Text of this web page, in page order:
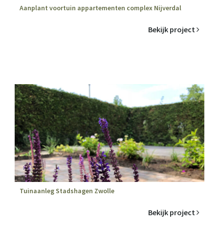
Aanplant voortuin appartementen complex Nijverdal
Bekijk project
Tuinaanleg Stadshagen Zwolle
Bekijk project